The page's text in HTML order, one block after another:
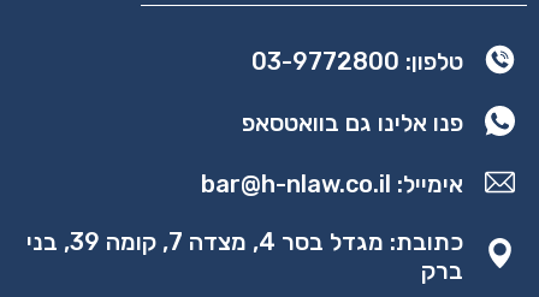
טלפון: 03-9772800
פנו אלינו גם בוואטסאפ
אימייל: bar@h-nlaw.co.il
כתובת: מגדל בסר 4, מצדה 7, קומה 39, בני
ברק